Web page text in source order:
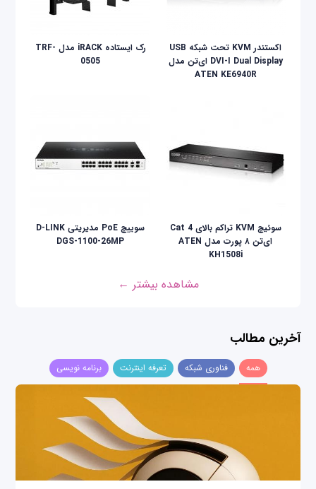
اکستندر KVM تحت شبکه USB
DVI-I Dual Display ای‌تن مدل
ATEN KE6940R
رک ایستاده iRACK مدل TRF-
0505
سوئیچ KVM تراکم بالای Cat 4
ای‌تن ۸ پورت مدل ATEN
KH1508i
سوییچ PoE مدیریتی D-LINK
DGS-1100-26MP
مشاهده بیشتر ←
آخرین مطالب
همه فناوری شبکه تعرفه اینترنت برنامه نویسی